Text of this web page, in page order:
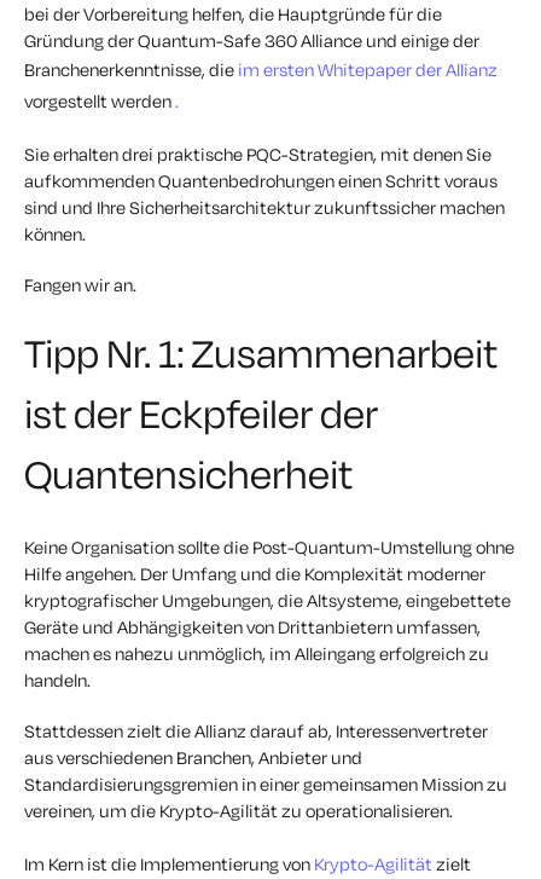
bei der Vorbereitung helfen, die Hauptgründe für die
Gründung der Quantum-Safe 360 Alliance und einige der
Branchenerkenntnisse, die im ersten Whitepaper der Allianz
vorgestellt werden.
Sie erhalten drei praktische PQC-Strategien, mit denen Sie
aufkommenden Quantenbedrohungen einen Schritt voraus
sind und Ihre Sicherheitsarchitektur zukunftssicher machen
können.
Fangen wir an.
Tipp Nr. 1: Zusammenarbeit
ist der Eckpfeiler der
Quantensicherheit
Keine Organisationsolltedie Post-Quantum-Umstellung ohne
Hilfe angehen. Der Umfang und die Komplexität moderner
kryptografischer Umgebungen, die Altsysteme, eingebettete
Geräte und Abhängigkeiten von Drittanbietern umfassen,
machen es nahezu unmöglich, im Alleingang erfolgreich zu
handeln.
Stattdessen zielt die Allianz darauf ab, Interessenvertreter
aus verschiedenen Branchen, Anbieter und
Standardisierungsgremien in einer gemeinsamen Mission zu
vereinen, um die Krypto-Agilität zu operationalisieren.
Im Kern ist die Implementierung von Krypto-Agilität zielt